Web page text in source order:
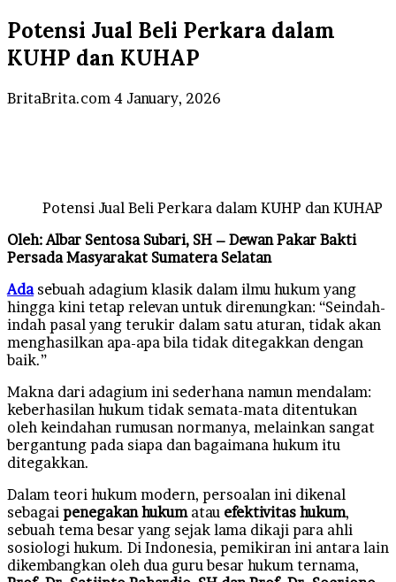
Potensi Jual Beli Perkara dalam
KUHP dan KUHAP
BritaBrita.com Send
4 January, 2026
Potensi Jual Beli Perkara dalam KUHP dan KUHAP
Oleh: Albar Sentosa Subari, SH – Dewan Pakar Bakti
Persada Masyarakat Sumatera Selatan
Adasebuah adagium klasik dalam ilmu hukum yang
hingga kini tetap relevan untuk direnungkan: “Seindah-
indah pasal yang terukir dalam satu aturan, tidak akan
menghasilkan apa-apa bila tidak ditegakkan dengan
baik.”
Makna dari adagium ini sederhana namun mendalam:
keberhasilan hukum tidak semata-mata ditentukan
oleh keindahan rumusan normanya, melainkan sangat
bergantung pada siapa dan bagaimana hukum itu
ditegakkan.
Dalam teori hukum modern, persoalan ini dikenal
sebagai penegakan hukumatau efektivitas hukum,
sebuah tema besar yang sejak lama dikaji para ahli
sosiologi hukum. Di Indonesia, pemikiran ini antara lain
dikembangkan oleh dua guru besar hukum ternama,